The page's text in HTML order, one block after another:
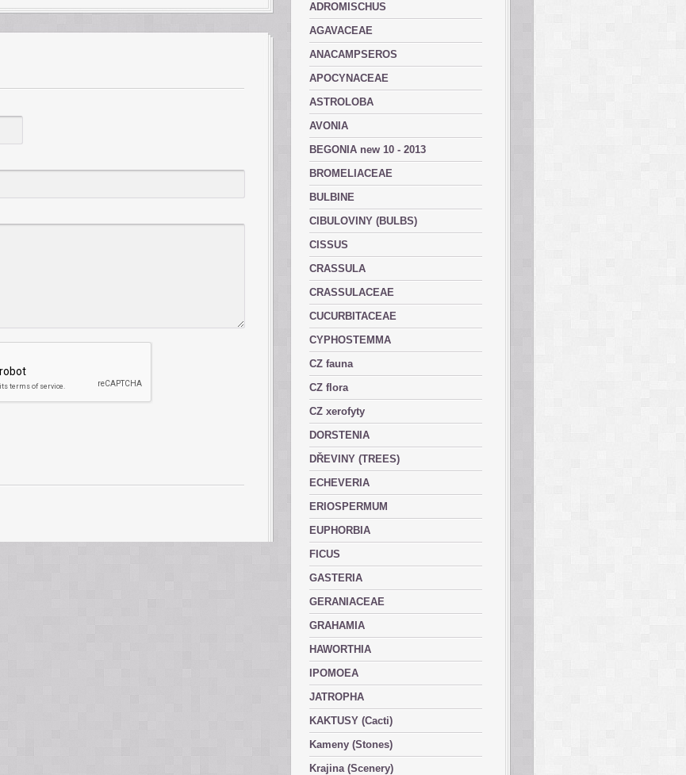
ADROMISCHUS
AGAVACEAE
ANACAMPSEROS
APOCYNACEAE
ASTROLOBA
AVONIA
BEGONIA new 10 - 2013
BROMELIACEAE
BULBINE
CIBULOVINY (BULBS)
CISSUS
CRASSULA
CRASSULACEAE
CUCURBITACEAE
CYPHOSTEMMA
CZ fauna
CZ flora
CZ xerofyty
DORSTENIA
DŘEVINY (TREES)
ECHEVERIA
ERIOSPERMUM
EUPHORBIA
FICUS
GASTERIA
GERANIACEAE
GRAHAMIA
HAWORTHIA
IPOMOEA
JATROPHA
KAKTUSY (Cacti)
Kameny (Stones)
Krajina (Scenery)